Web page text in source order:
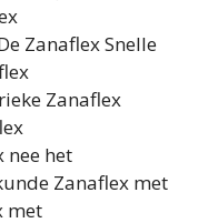
Zanaflex Snelle
Zanaflex
nee het
Zanaflex met
met